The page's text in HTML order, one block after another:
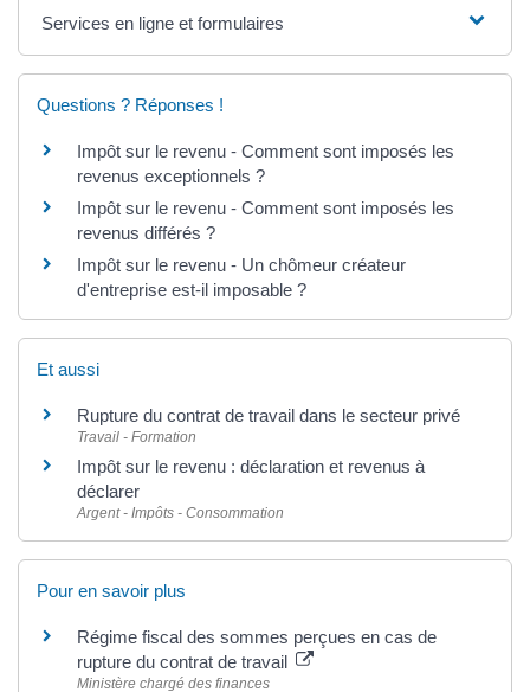
Services en ligne et formulaires
Questions ? Réponses !
Impôt sur le revenu - Comment sont imposés les
revenus exceptionnels ?
Impôt sur le revenu - Comment sont imposés les
revenus différés ?
Impôt sur le revenu - Un chômeur créateur
d'entreprise est-il imposable ?
Et aussi
Rupture du contrat de travail dans le secteur privé
Travail - Formation
Impôt sur le revenu : déclaration et revenus à
déclarer
Argent - Impôts - Consommation
Pour en savoir plus
Régime fiscal des sommes perçues en cas de
rupture du contrat de travail
Ministère chargé des finances